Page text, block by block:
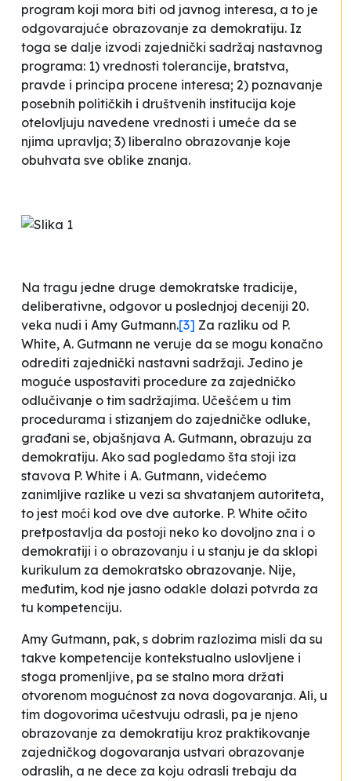
program koji mora biti od javnog interesa, a to je
odgovarajuće obrazovanje za demokratiju. Iz
toga se dalje izvodi zajednički sadržaj nastavnog
programa: 1) vrednosti tolerancije, bratstva,
pravde i principa procene interesa; 2) poznavanje
posebnih političkih i društvenih institucija koje
otelovljuju navedene vrednosti i umeće da se
njima upravlja; 3) liberalno obrazovanje koje
obuhvata sve oblike znanja.
Na tragu jedne druge demokratske tradicije,
deliberativne, odgovor u poslednjoj deceniji 20.
veka nudi i Amy Gutmann.[3] Za razliku od P.
White, A. Gutmann ne veruje da se mogu konačno
odrediti zajednički nastavni sadržaji. Jedino je
moguće uspostaviti procedure za zajedničko
odlučivanje o tim sadržajima. Učešćem u tim
procedurama i stizanjem do zajedničke odluke,
građani se, objašnjava A. Gutmann, obrazuju za
demokratiju. Ako sad pogledamo šta stoji iza
stavova P. White i A. Gutmann, videćemo
zanimljive razlike u vezi sa shvatanjem autoriteta,
to jest moći kod ove dve autorke. P. White očito
pretpostavlja da postoji neko ko dovoljno zna i o
demokratiji i o obrazovanju i u stanju je da sklopi
kurikulum za demokratsko obrazovanje. Nije,
međutim, kod nje jasno odakle dolazi potvrda za
tu kompetenciju.
Amy Gutmann, pak, s dobrim razlozima misli da su
takve kompetencije kontekstualno uslovljene i
stoga promenljive, pa se stalno mora držati
otvorenom mogućnost za nova dogovaranja. Ali, u
tim dogovorima učestvuju odrasli, pa je njeno
obrazovanje za demokratiju kroz praktikovanje
zajedničkog dogovaranja ustvari obrazovanje
odraslih, a ne dece za koju odrasli trebaju da